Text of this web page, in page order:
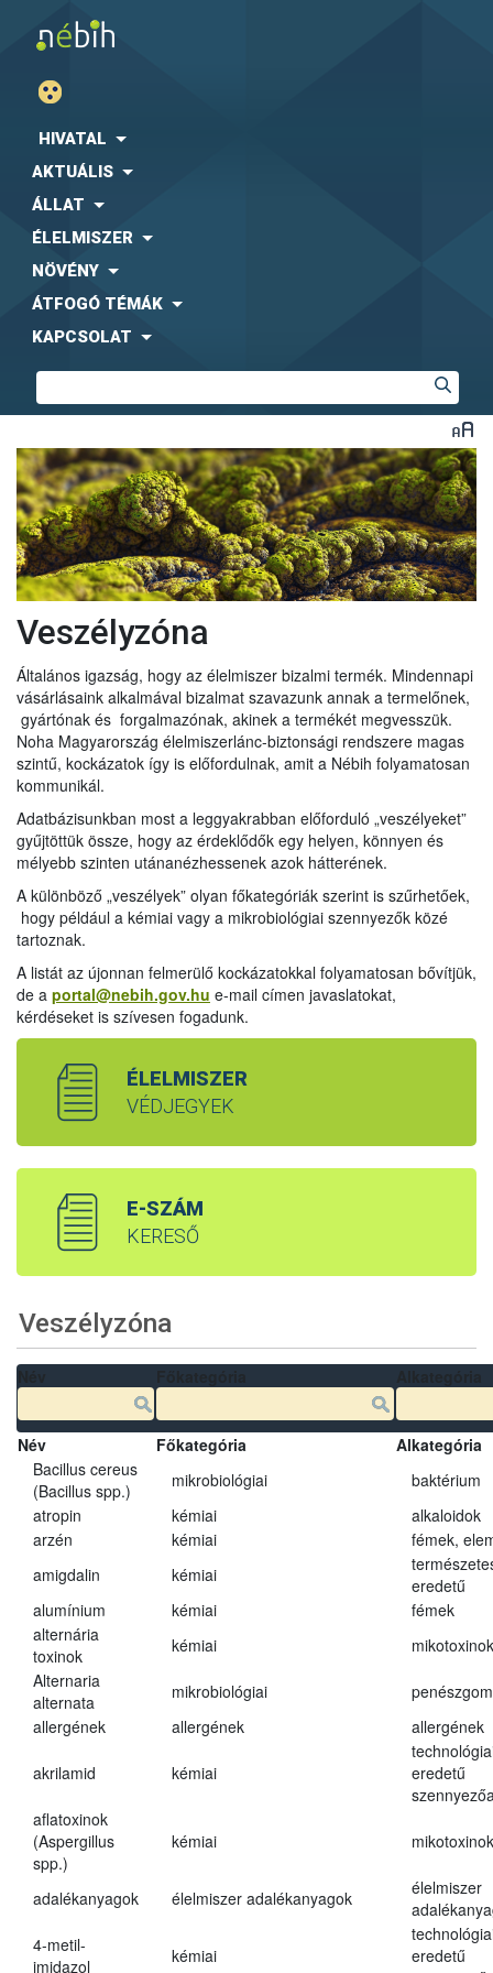
HIVATAL
AKTUÁLIS
ÁLLAT
ÉLELMISZER
NÖVÉNY
ÁTFOGÓ TÉMÁK
KAPCSOLAT
Veszélyzóna
Általános igazság, hogy az élelmiszer bizalmi termék. Mindennapi
vásárlásaink alkalmával bizalmat szavazunk annak a termelőnek,
gyártónak és forgalmazónak, akinek a termékét megvesszük.
Noha Magyarország élelmiszerlánc-biztonsági rendszere magas
szintű, kockázatok így is előfordulnak, amit a Nébih folyamatosan
kommunikál.
Adatbázisunkban most a leggyakrabban előforduló „veszélyeket”
gyűjtöttük össze, hogy az érdeklődők egy helyen, könnyen és
mélyebb szinten utánanézhessenek azok hátterének.
A különböző „veszélyek” olyan főkategóriák szerint is szűrhetőek,
hogy például a kémiai vagy a mikrobiológiai szennyezők közé
tartoznak.
A listát az újonnan felmerülő kockázatokkal folyamatosan bővítjük,
de a portal@nebih.gov.hu e-mail címen javaslatokat,
kérdéseket is szívesen fogadunk.
ÉLELMISZER
VÉDJEGYEK
E-SZÁM
KERESŐ
Veszélyzóna
Név Főkategória
Alkategória
Bacillus cereus
(Bacillus spp.)
mikrobiológiai
baktérium
atropin
kémiai
alkaloidok
arzén
kémiai
fémek,
amigdalin
kémiai
eredetű
alumínium
kémiai
fémek
alternária
toxinok
kémiai
mikotoxinok
Alternaria
alternata
mikrobiológiai
allergének
allergének allergének
akrilamid kémiai
eredetű
aflatoxinok
(Aspergillus
spp.)
kémiai mikotoxinok
adalékanyagok élelmiszer adalékanyagok
élelmiszer
4-metil-
imidazol
kémiai
eredetű